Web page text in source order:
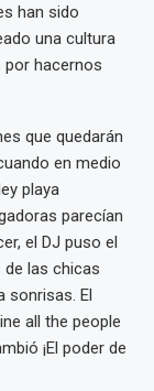
han sido
una cultura
por hacernos
que quedarán
en medio
playa
parecían
el DJ puso el
las chicas
sonrisas. El
all the people
¡El poder de